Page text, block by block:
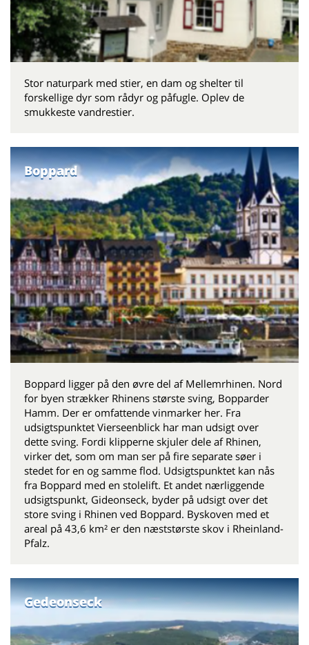
Stor naturpark med stier, en dam og shelter til
forskellige dyr som rådyr og påfugle. Oplev de
smukkeste vandrestier.
Boppard
Boppard ligger på den øvre del af Mellemrhinen. Nord
for byen strækker Rhinens største sving, Bopparder
Hamm. Der er omfattende vinmarker her. Fra
udsigtspunktet Vierseenblick har man udsigt over
dette sving. Fordi klipperne skjuler dele af Rhinen,
virker det, som om man ser på fire separate søer i
stedet for en og samme flod. Udsigtspunktet kan nås
fra Boppard med en stolelift. Et andet nærliggende
udsigtspunkt, Gideonseck, byder på udsigt over det
store sving i Rhinen ved Boppard. Byskoven med et
areal på 43,6 km² er den næststørste skov i Rheinland-
Pfalz.
Gedeonseck